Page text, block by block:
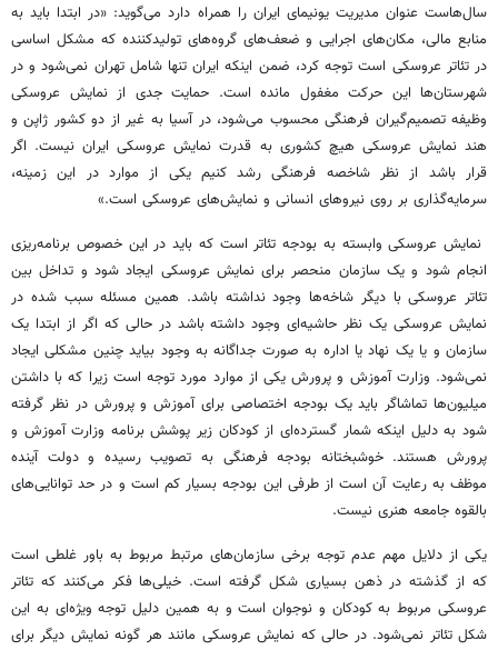
سال‌هاست عنوان مدیریت یونیمای ایران را همراه دارد می‌گوید: «در ابتدا باید به
منابع مالی، مکان‌های اجرایی و ضعف‌های گروه‌های تولید‌کننده که مشکل اساسی
در تئاتر عروسکی است توجه کرد، ضمن اینکه ایران تنها شامل تهران نمی‌شود و در
شهرستان‌ها این حرکت مغفول مانده است. حمایت جدی از نمایش عروسکی
وظیفه تصمیم‌گیران فرهنگی محسوب می‌شود، در آسیا به غیر از دو کشور ژاپن و
هند نمایش عروسکی هیچ کشوری به قدرت نمایش عروسکی ایران نیست. اگر
قرار باشد از نظر شاخصه فرهنگی رشد کنیم یکی از موارد در این زمینه،
سرمایه‌گذاری بر روی نیروهای انسانی و نمایش‌های عروسکی است.»
نمایش عروسکی وابسته به بودجه تئاتر است که باید در این خصوص برنامه‌ریزی
انجام شود و یک سازمان منحصر برای نمایش عروسکی ایجاد شود و تداخل بین
تئاتر عروسکی با دیگر شاخه‌ها وجود نداشته باشد. همین مسئله سبب شده در
نمایش عروسکی یک نظر حاشیه‌ای وجود داشته باشد در حالی که اگر از ابتدا یک
سازمان و یا یک نهاد یا اداره به صورت جداگانه به وجود بیاید چنین مشکلی ایجاد
نمی‌شود. وزارت آموزش و پرورش یکی از موارد مورد توجه است زیرا که با داشتن
میلیون‌ها تماشاگر باید یک بودجه اختصاصی برای آموزش و پرورش در نظر گرفته
شود به دلیل اینکه شمار گسترده‌ای از کودکان زیر پوشش برنامه وزارت آموزش و
پرورش هستند. خوشبختانه بودجه فرهنگی به تصویب رسیده و دولت آینده
موظف به رعایت آن است از طرفی این بودجه بسیار کم است و در حد توانایی‌های
بالقوه جامعه هنری نیست.
یکی از دلایل مهم عدم توجه برخی سازمان‌های مرتبط مربوط به باور غلطی است
که از گذشته در ذهن بسیاری شکل گرفته است. خیلی‌ها فکر می‌کنند که تئاتر
عروسکی مربوط به کودکان و نوجوان است و به همین دلیل توجه ویژه‌ای به این
شکل تئاتر نمی‌شود. در حالی که نمایش عروسکی مانند هر گونه نمایش دیگر برای